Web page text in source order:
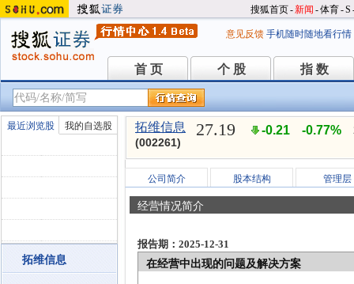
搜狐首页-新闻 -体育-S
意见反馈 手机随时随地看行情
首 页
首 页 个 股
个 股 指 数
指 数
最近浏览股 我的自选股
拓维信息
拓维信息
(002261)
27.19 -0.21 -0.77%
公司简介 股本结构 管理层
经营情况简介
报告期：2025-12-31
在经营中出现的问题及解决方案